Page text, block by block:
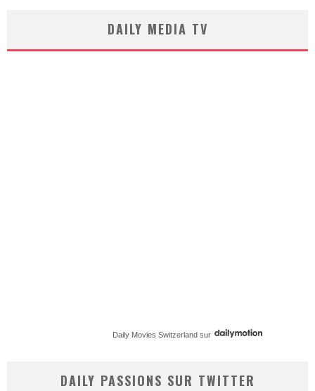
DAILY MEDIA TV
Daily Movies Switzerland sur
DAILY PASSIONS SUR TWITTER